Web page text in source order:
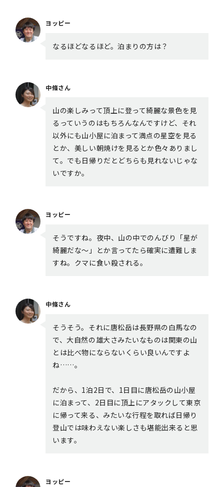
ヨッピー
なるほどなるほど。泊まりの方は？
中條さん
山の楽しみって頂上に登って綺麗な景色を見
るっていうのはもちろんなんですけど、それ
以外にも山小屋に泊まって満点の星空を見る
とか、美しい朝焼けを見るとか色々ありまし
て。でも日帰りだとどちらも見れないじゃな
いですか。
ヨッピー
そうですね。夜中、山の中でのんびり「星が
綺麗だな～」とか言ってたら確実に遭難しま
すね。クマに食い殺される。
中條さん
そうそう。それに唐松岳は長野県の白馬なの
で、大自然の雄大さみたいなものは関東の山
とは比べ物にならないくらい良いんですよ
ね……。
だから、1泊2日で、1日目に唐松岳の山小屋
に泊まって、2日目に頂上にアタックして東京
に帰って来る、みたいな行程を取れば日帰り
登山では味わえない楽しさも堪能出来ると思
います。
ヨッピー